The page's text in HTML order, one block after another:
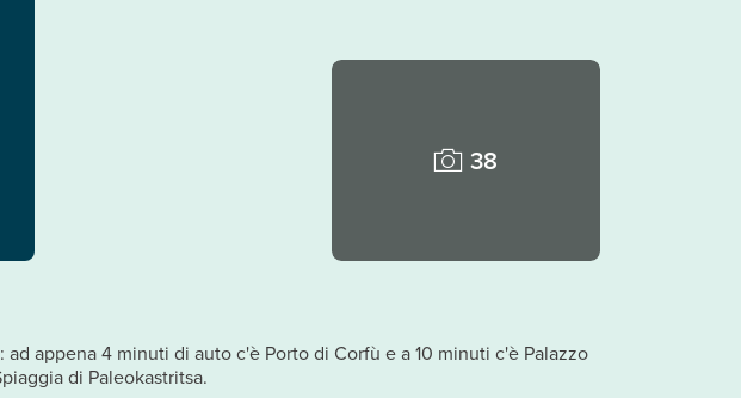
38
appena 4 minuti di auto c'è Porto di Corfù e a 10 minuti c'è Palazzo
di Paleokastritsa.